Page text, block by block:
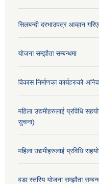
सिलबन्दी दरभाउपत्र आव्हान
योजना सम्झौता सम्बन्धमा
विकास निर्माणका कार्यहरुको
महिला उद्यमीहरुलाई प्रविधि
सुचना)
महिला उद्यमीहरुलाई प्रविधि
वडा स्तरिय योजना सम्झौता